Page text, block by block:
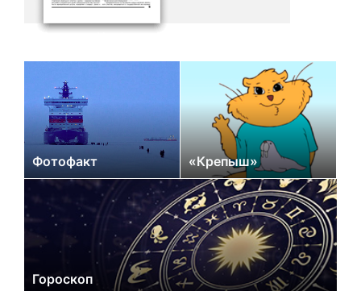
Фотофакт «Крепыш»
Гороскоп